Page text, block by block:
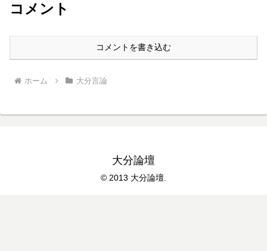
コメント
コメントを書き込む
ホーム 大分言論
大分論壇
© 2013 大分論壇.